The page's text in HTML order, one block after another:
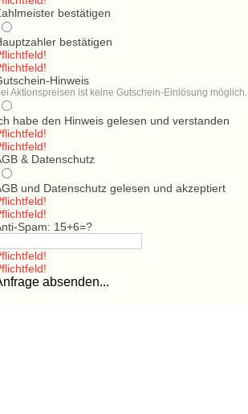
bestätigen
bestätigen
Hinweis
Aktionspreisen ist keine Gutschein-Einlösung möglich.
habe den Hinweis gelesen und verstanden
& Datenschutz
und Datenschutz gelesen und akzeptiert
Spam: 15+6=?
absenden...